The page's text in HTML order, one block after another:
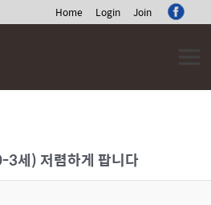
Home Login Join
3세) 저렴하게 팝니다